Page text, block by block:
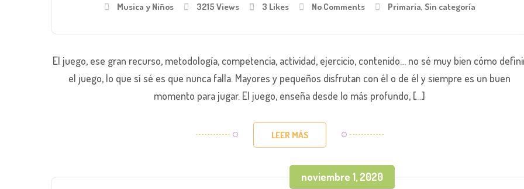
Musica y Niños 3215 Views 3 Likes No Comments Primaria, Sin categoría
El juego, ese gran recurso, metodología, competencia, actividad, ejercicio, contenido… no sé muy bien cómo
el juego, lo que sí sé es que nunca falla. Mayores y pequeños disfrutan con él o de él y siempre es un buen
momento para jugar. El juego, enseña desde lo más profundo, […]
LEER MÁS
noviembre 1, 2020